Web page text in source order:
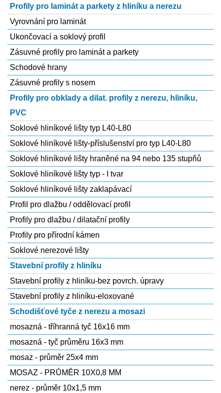
Profily pro laminát a parkety z hliníku a nerezu
Vyrovnání­ pro laminát
Ukončovací a soklový profil
Zásuvné profily pro laminát a parkety
Schodové hrany
Zásuvné profily s nosem
Profily pro obklady a dilat. profily z nerezu, hliníku,
PVC
Soklové hliníkové lišty typ L40-L80
Soklové hliníkové lišty-příslušenství pro typ L40-L80
Soklové hliníkové lišty hraněné na 94 nebo 135 stupňů
Soklové hliníkové lišty typ - I tvar
Soklové hliníkové lišty zaklapávací
Profil pro dlažbu / oddělovací profil
Profily pro dlažbu / dilatační profily
Profily pro přírodní kámen
Soklové nerezové lišty
Stavební profily z hliníku
Stavební profily z hliníku-bez povrch. úpravy
Stavební profily z hliníku-eloxované
Schodišťové tyče z nerezu a mosazi
mosazná - tříhranná tyč 16x16 mm
mosazná - tyč průměru 16x3 mm
mosaz - průměr 25x4 mm
MOSAZ - PRŮMĚR 10X0,8 MM
nerez - průměr 10x1,5 mm